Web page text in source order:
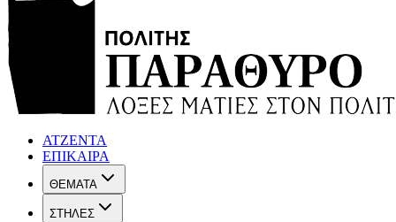
ΑΤΖΕΝΤΑ
ΕΠΙΚΑΙΡΑ
ΘΕΜΑΤΑ
ΣΤΗΛΕΣ